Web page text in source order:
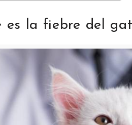
es la fiebre del